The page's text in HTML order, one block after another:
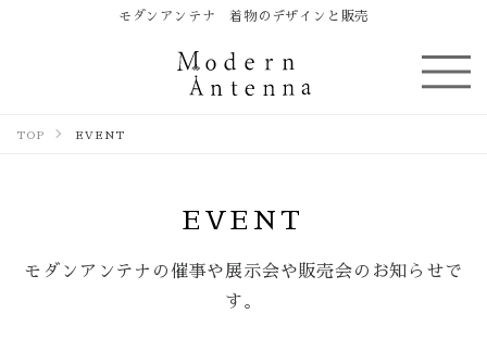
モダンアンテナ 着物のデザインと販売
TOP EVENT
EVENT
モダンアンテナの催事や展示会や販売会のお知らせで
す。